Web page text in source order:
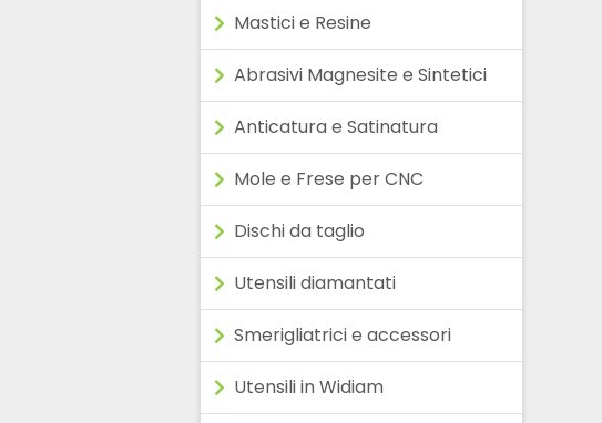
Mastici e Resine
Abrasivi Magnesite e Sintetici
Anticatura e Satinatura
Mole e Frese per CNC
Dischi da taglio
Utensili diamantati
Smerigliatrici e accessori
Utensili in Widiam